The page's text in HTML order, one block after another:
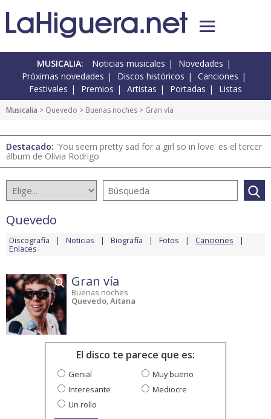
MUSICALIA: Noticias musicales
Novedades
Próximas novedades
Discos históricos
Canciones
Festivales
Premios Artistas Portadas Listas
Musicalia > Quevedo > Buenas noches > Gran vía
Destacado: 'You seem pretty sad for a girl so in love' es el tercer
álbum de Olivia Rodrigo
Quevedo
Discografía Noticias Biografía Fotos Canciones
Enlaces
Gran vía
Buenas noches
Quevedo,Aitana
El disco te parece que es:
Genial
Muy bueno
Interesante
Mediocre
Un rollo